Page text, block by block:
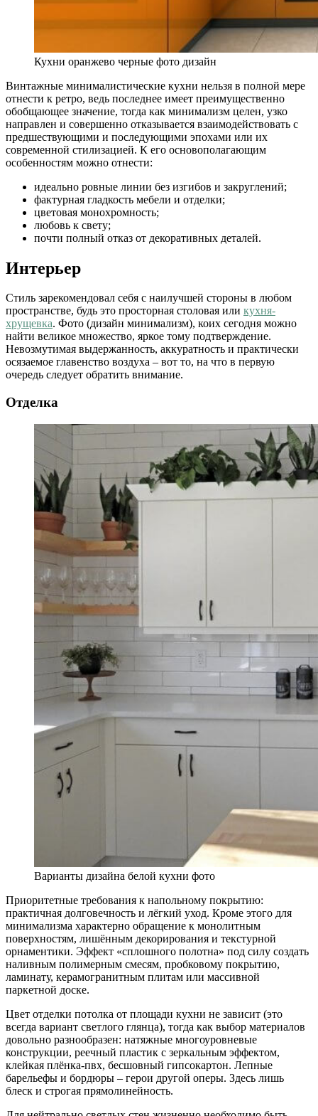
Кухни оранжево черные фото дизайн
Винтажные минималистические кухни нельзя в полной мере
отнести к ретро, ведь последнее имеет преимущественно
обобщающее значение, тогда как минимализм целен, узко
направлен и совершенно отказывается взаимодействовать с
предшествующими и последующими эпохами или их
современной стилизацией. К его основополагающим
особенностям можно отнести:
идеально ровные линии без изгибов и закруглений;
фактурная гладкость мебели и отделки;
цветовая монохромность;
любовь к свету;
почти полный отказ от декоративных деталей.
Интерьер
Стиль зарекомендовал себя с наилучшей стороны в любом
пространстве, будь это просторная столовая или кухня-
хрущевка. Фото (дизайн минимализм), коих сегодня можно
найти великое множество, яркое тому подтверждение.
Невозмутимая выдержанность, аккуратность и практически
осязаемое главенство воздуха – вот то, на что в первую
очередь следует обратить внимание.
Отделка
Варианты дизайна белой кухни фото
Приоритетные требования к напольному покрытию:
практичная долговечность и лёгкий уход. Кроме этого для
минимализма характерно обращение к монолитным
поверхностям, лишённым декорирования и текстурной
орнаментики. Эффект «сплошного полотна» под силу создать
наливным полимерным смесям, пробковому покрытию,
ламинату, керамогранитным плитам или массивной
паркетной доске.
Цвет отделки потолка от площади кухни не зависит (это
всегда вариант светлого глянца), тогда как выбор материалов
довольно разнообразен: натяжные многоуровневые
конструкции, реечный пластик с зеркальным эффектом,
клейкая плёнка-пвх, бесшовный гипсокартон. Лепные
барельефы и бордюры – герои другой оперы. Здесь лишь
блеск и строгая прямолинейность.